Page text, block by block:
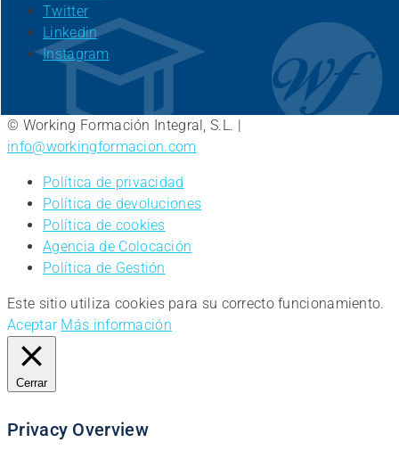
Twitter
Linkedin
Instagram
© Working Formación Integral, S.L. |
info@workingformacion.com
Política de privacidad
Política de devoluciones
Política de cookies
Agencia de Colocación
Política de Gestión
Este sitio utiliza cookies para su correcto funcionamiento.
Aceptar Más información
Cerrar
Privacy Overview